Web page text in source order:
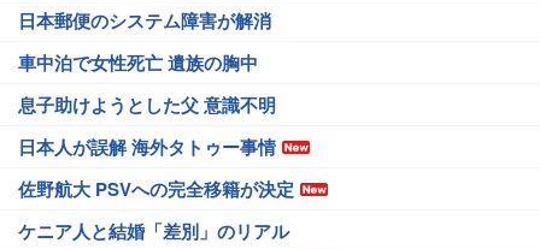
日本郵便のシステム障害が解消
車中泊で女性死亡 遺族の胸中
息子助けようとした父 意識不明
日本人が誤解 海外タトゥー事情
佐野航大 PSVへの完全移籍が決定
ケニア人と結婚「差別」のリアル